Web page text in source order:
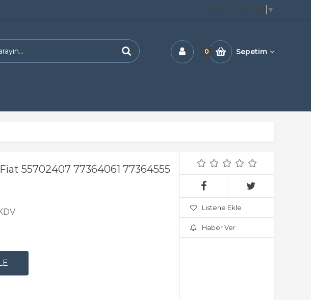
Select Language ▼
0 Sepetim
55702407 77364061 77364555
Listene Ekle
Haber Ver